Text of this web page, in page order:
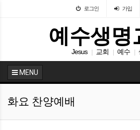
로그인 가입
예수생명
Jesus 교회 예수
MENU
화요 찬양예배